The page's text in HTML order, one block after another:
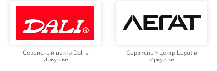
Сервисный центр Dali в
Иркутске
Сервисный центр Legat в
Иркутске